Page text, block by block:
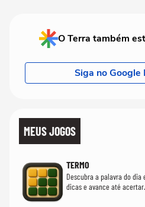
O Terra também
Siga no Google
MEUS JOGOS
TERMO
Descubra a palavra do dia
dicas e avance até acertar.